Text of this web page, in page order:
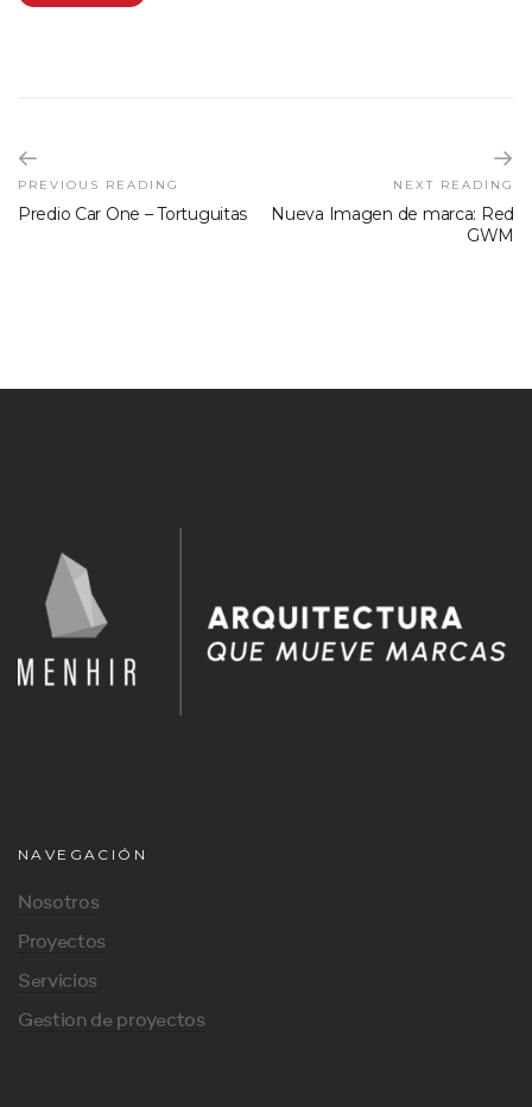
PREVIOUS READING
Predio Car One – Tortuguitas
NEXT READING
Nueva Imagen de marca: Red
GWM
NAVEGACIÓN
Nosotros
Proyectos
Servicios
Gestion de proyectos